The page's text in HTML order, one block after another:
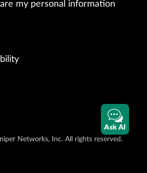
my personal information
Networks, Inc. All rights reserved.
Ask AI